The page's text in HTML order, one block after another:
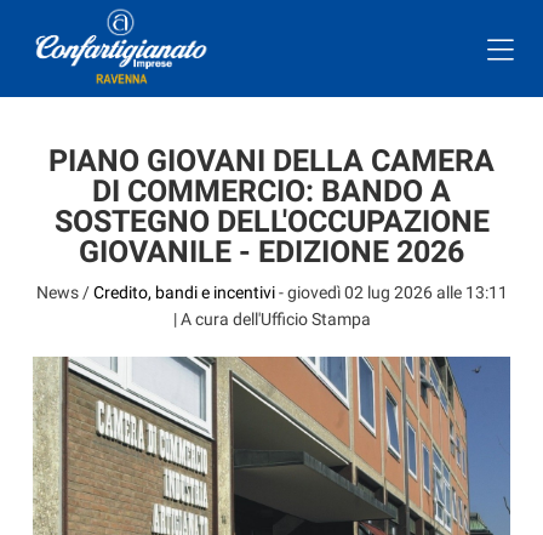
PIANO GIOVANI DELLA CAMERA
DI COMMERCIO: BANDO A
SOSTEGNO DELL'OCCUPAZIONE
GIOVANILE - EDIZIONE 2026
News /Credito, bandi e incentivi-giovedì 02 lug 2026 alle 13:11
| A cura dell'Ufficio Stampa